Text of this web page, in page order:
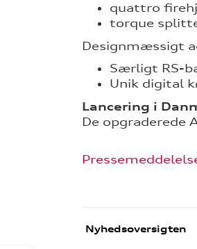
quattro
torque
Designmæssigt
Særligt RS-
Unik digital
Lancering i
De opgraderede
Nyhedsoversigten